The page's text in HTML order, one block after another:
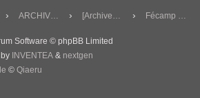
ARCHIVES [Archives] Réunions-Bourses Fécamp 2016
Software © phpBB Limited
INVENTEA & nextgen
© Qiaeru